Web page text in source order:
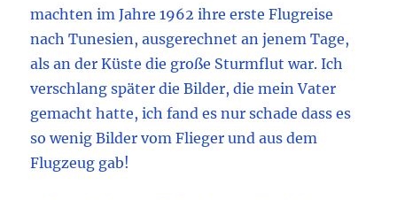
machten im Jahre 1962 ihre erste Flugreise
nach Tunesien, ausgerechnet an jenem Tage,
als an der Küste die große Sturmflut war. Ich
verschlang später die Bilder, die mein Vater
gemacht hatte, ich fand es nur schade dass es
so wenig Bilder vom Flieger und aus dem
Flugzeug gab!